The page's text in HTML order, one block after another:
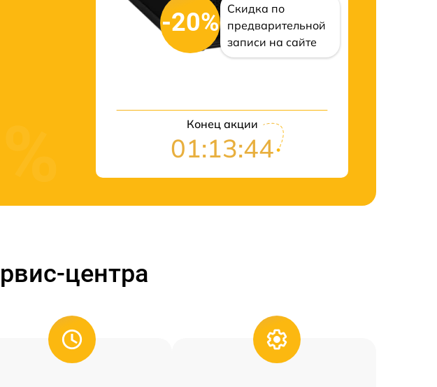
-20%
Скидка по
предварительной
записи на сайте
Конец акции
01:13:43
центра